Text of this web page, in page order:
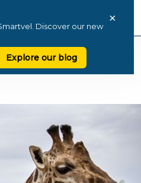
Discover our new
Explore our blog
×